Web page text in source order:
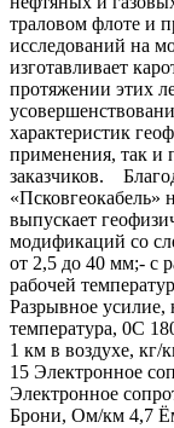
траловом флоте и
исследований на
изготавливает
протяжении этих
характеристик
применения, так и
заказчиков.
«Псковгеокабель»
выпускает
модификаций со
от 2,5 до 40 мм;- с
рабочей
Разрывное усилие,
температура, 0С
1 км в воздухе,
15 Электронное
Электронное
Брони, Ом/км 4,7